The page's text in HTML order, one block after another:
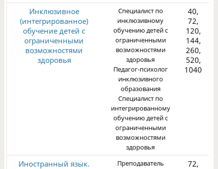
Инклюзивное
(интегрированное)
обучение детей с
ограниченными
возможностями
здоровья
Специалист по
инклюзивному
обучению детей с
ограниченными
возможностями
здоровья
Педагог-психолог
инклюзивного
образования
Специалист по
интегрированному
обучению детей с
ограниченными
возможностями
здоровья
40,
72,
120,
144,
260,
520,
1040
Иностранный язык.
Преподаватель
72,